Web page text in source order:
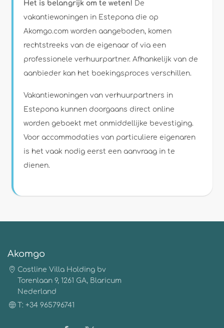
Het is belangrijk om te weten! De
vakantiewoningen in Estepona die op
Akomgo.com worden aangeboden, komen
rechtstreeks van de eigenaar of via een
professionele verhuurpartner. Afhankelijk van de
aanbieder kan het boekingsproces verschillen.
Vakantiewoningen van verhuurpartners in
Estepona kunnen doorgaans direct online
worden geboekt met onmiddellijke bevestiging.
Voor accommodaties van particuliere eigenaren
is het vaak nodig eerst een aanvraag in te
dienen.
Akomgo
Costline Villa Holding bv
Torenlaan 9, 1261 GA, Blaricum
Nederland
T: +34 965796741